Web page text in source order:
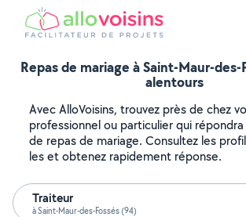
Repas de mariage à Saint-Maur-
alentours
Avec AlloVoisins, trouvez près de chez
professionnel ou particulier qui
de repas de mariage. Consultez les
les et obtenez rapidement réponse.
Traiteur
à Saint-Maur-des-Fossés (94)